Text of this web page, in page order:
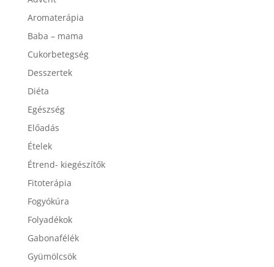
Előadás
Ételek